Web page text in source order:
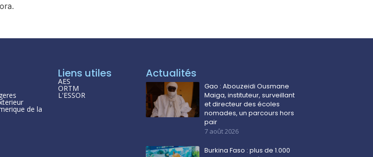
de la
Liens utiles
AES
ORTM
L'ESSOR
Actualités
Gao : Abouzeidi Ousmane
Maiga, instituteur, surveillant
et directeur des écoles
nomades, un parcours hors
pair
7 août 2026
Burkina Faso : plus de 1.000